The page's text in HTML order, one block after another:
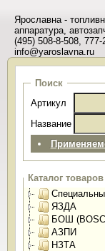
Ярославна -
аппаратура,
(495) 508-8-508, 777-
info@yaroslavna.ru
Поиск
Артикул
Название
Каталог товаров
ЯЗДА
БОШ
АЗПИ
НЗТА